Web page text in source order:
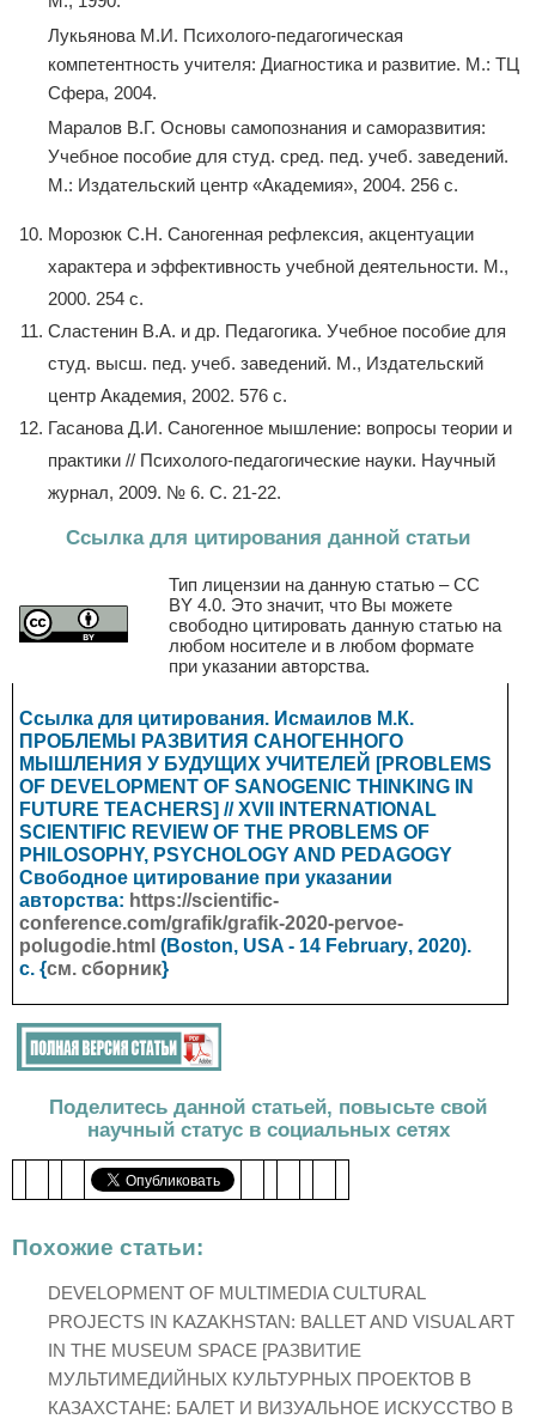
Лукьянова М.И. Психолого-педагогическая
компетентность учителя: Диагностика и развитие. М.: ТЦ
Сфера, 2004.
Маралов В.Г. Основы самопознания и саморазвития:
Учебное пособие для студ. сред. пед. учеб. заведений.
М.: Издательский центр «Академия», 2004. 256 c.
Морозюк С.Н. Саногенная рефлексия, акцентуации
характера и эффективность учебной деятельности. М.,
2000. 254 с.
Сластенин В.А. и др. Педагогика. Учебное пособие для
студ. высш. пед. учеб. заведений. М., Издательский
центр Академия, 2002. 576 с.
Гасанова Д.И. Саногенное мышление: вопросы теории и
практики // Психолого-педагогические науки. Научный
журнал, 2009. № 6. С. 21-22.
Ссылка для цитирования данной статьи
Тип лицензии на данную статью – CC
BY 4.0. Это значит, что Вы можете
свободно цитировать данную статью на
любом носителе и в любом формате
при указании авторства.
Ссылка для цитирования. Исмаилов М.К.
ПРОБЛЕМЫ РАЗВИТИЯ САНОГЕННОГО
МЫШЛЕНИЯ У БУДУЩИХ УЧИТЕЛЕЙ [PROBLEMS
OF DEVELOPMENT OF SANOGENIC THINKING IN
FUTURE TEACHERS] // XVII INTERNATIONAL
SCIENTIFIC REVIEW OF THE PROBLEMS OF
PHILOSOPHY, PSYCHOLOGY AND PEDAGOGY
Свободное цитирование при указании
авторства: https://scientific-
conference.com/grafik/grafik-2020-pervoe-
polugodie.html (Boston, USA - 14 February, 2020).
с. {см. сборник}
Поделитесь данной статьей, повысьте свой
научный статус в социальных сетях
Похожие статьи:
DEVELOPMENT OF MULTIMEDIA CULTURAL
PROJECTS IN KAZAKHSTAN: BALLET AND VISUAL ART
IN THE MUSEUM SPACE [РАЗВИТИЕ
МУЛЬТИМЕДИЙНЫХ КУЛЬТУРНЫХ ПРОЕКТОВ В
КАЗАХСТАНЕ: БАЛЕТ И ВИЗУАЛЬНОЕ ИСКУССТВО В